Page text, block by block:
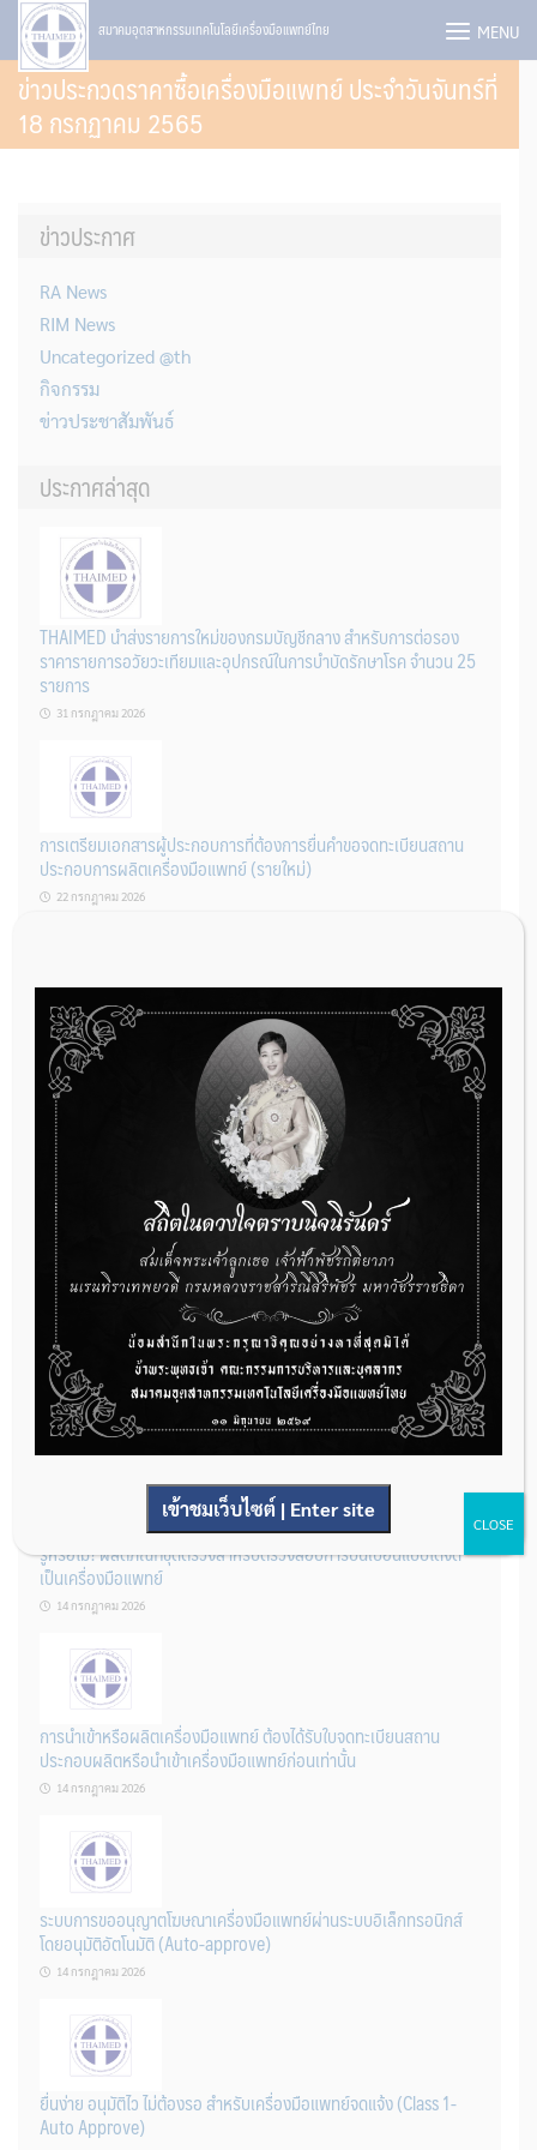
Skip
content
สมาคมอุตสาหกรรมเทคโนโลยีเครื่องมือแพทย์ไทย MENU
ข่าวประกวดราคาซื้อเครื่องมือแพทย์ ประจำวันจันทร์ที่
18 กรกฏาคม 2565
ข่าวประกาศ
RA News
RIM News
Uncategorized @th
กิจกรรม
ข่าวประชาสัมพันธ์
ประกาศล่าสุด
THAIMED นำส่งรายการใหม่ของกรมบัญชีกลาง สำหรับการต่อรอง
ราคารายการอวัยวะเทียมและอุปกรณ์ในการบำบัดรักษาโรค จำนวน 25
รายการ
31 กรกฎาคม 2026
การเตรียมเอกสารผู้ประกอบการที่ต้องการยื่นคำขอจดทะเบียนสถาน
ประกอบการผลิตเครื่องมือแพทย์ (รายใหม่)
22 กรกฎาคม 2026
ผู้ประกอบการผลิต และ นักวิจัย ที่ต้องการขึ้นทะเบียนเครื่องมือแพทย์
ต้องทำอย่างไรบ้าง
22 กรกฎาคม 2026
กองควบคุมเครื่องมือแพทย์ เปิดรับฟังความคิดเห็นหลักการยกร่าง
กฎหมาย จำนวน 3 ฉบับ ผ่านระบบกลางทางกฎหมาย
22 กรกฎาคม 2026
การโฆษณาเครื่องมือแพทย์แบบใดที่ได้รับการยกเว้นไม่ต้องขออนุญาต
14 กรกฎาคม 2026
รู้หรือไม่? ผลิตภัณฑ์ชุดตรวจสําหรับตรวจสอบการปนเปื้อนแบบใดจัด
เป็นเครื่องมือแพทย์
14 กรกฎาคม 2026
การนำเข้าหรือผลิตเครื่องมือแพทย์ ต้องได้รับใบจดทะเบียนสถาน
ประกอบผลิตหรือนำเข้าเครื่องมือแพทย์ก่อนเท่านั้น
14 กรกฎาคม 2026
ระบบการขออนุญาตโฆษณาเครื่องมือแพทย์ผ่านระบบอิเล็กทรอนิกส์
โดยอนุมัติอัตโนมัติ (Auto-approve)
14 กรกฎาคม 2026
ยื่นง่าย อนุมัติไว ไม่ต้องรอ สำหรับเครื่องมือแพทย์จดแจ้ง (Class 1-
Auto Approve)
เข้าชมเว็บไซต์ | Enter site
CLOSE